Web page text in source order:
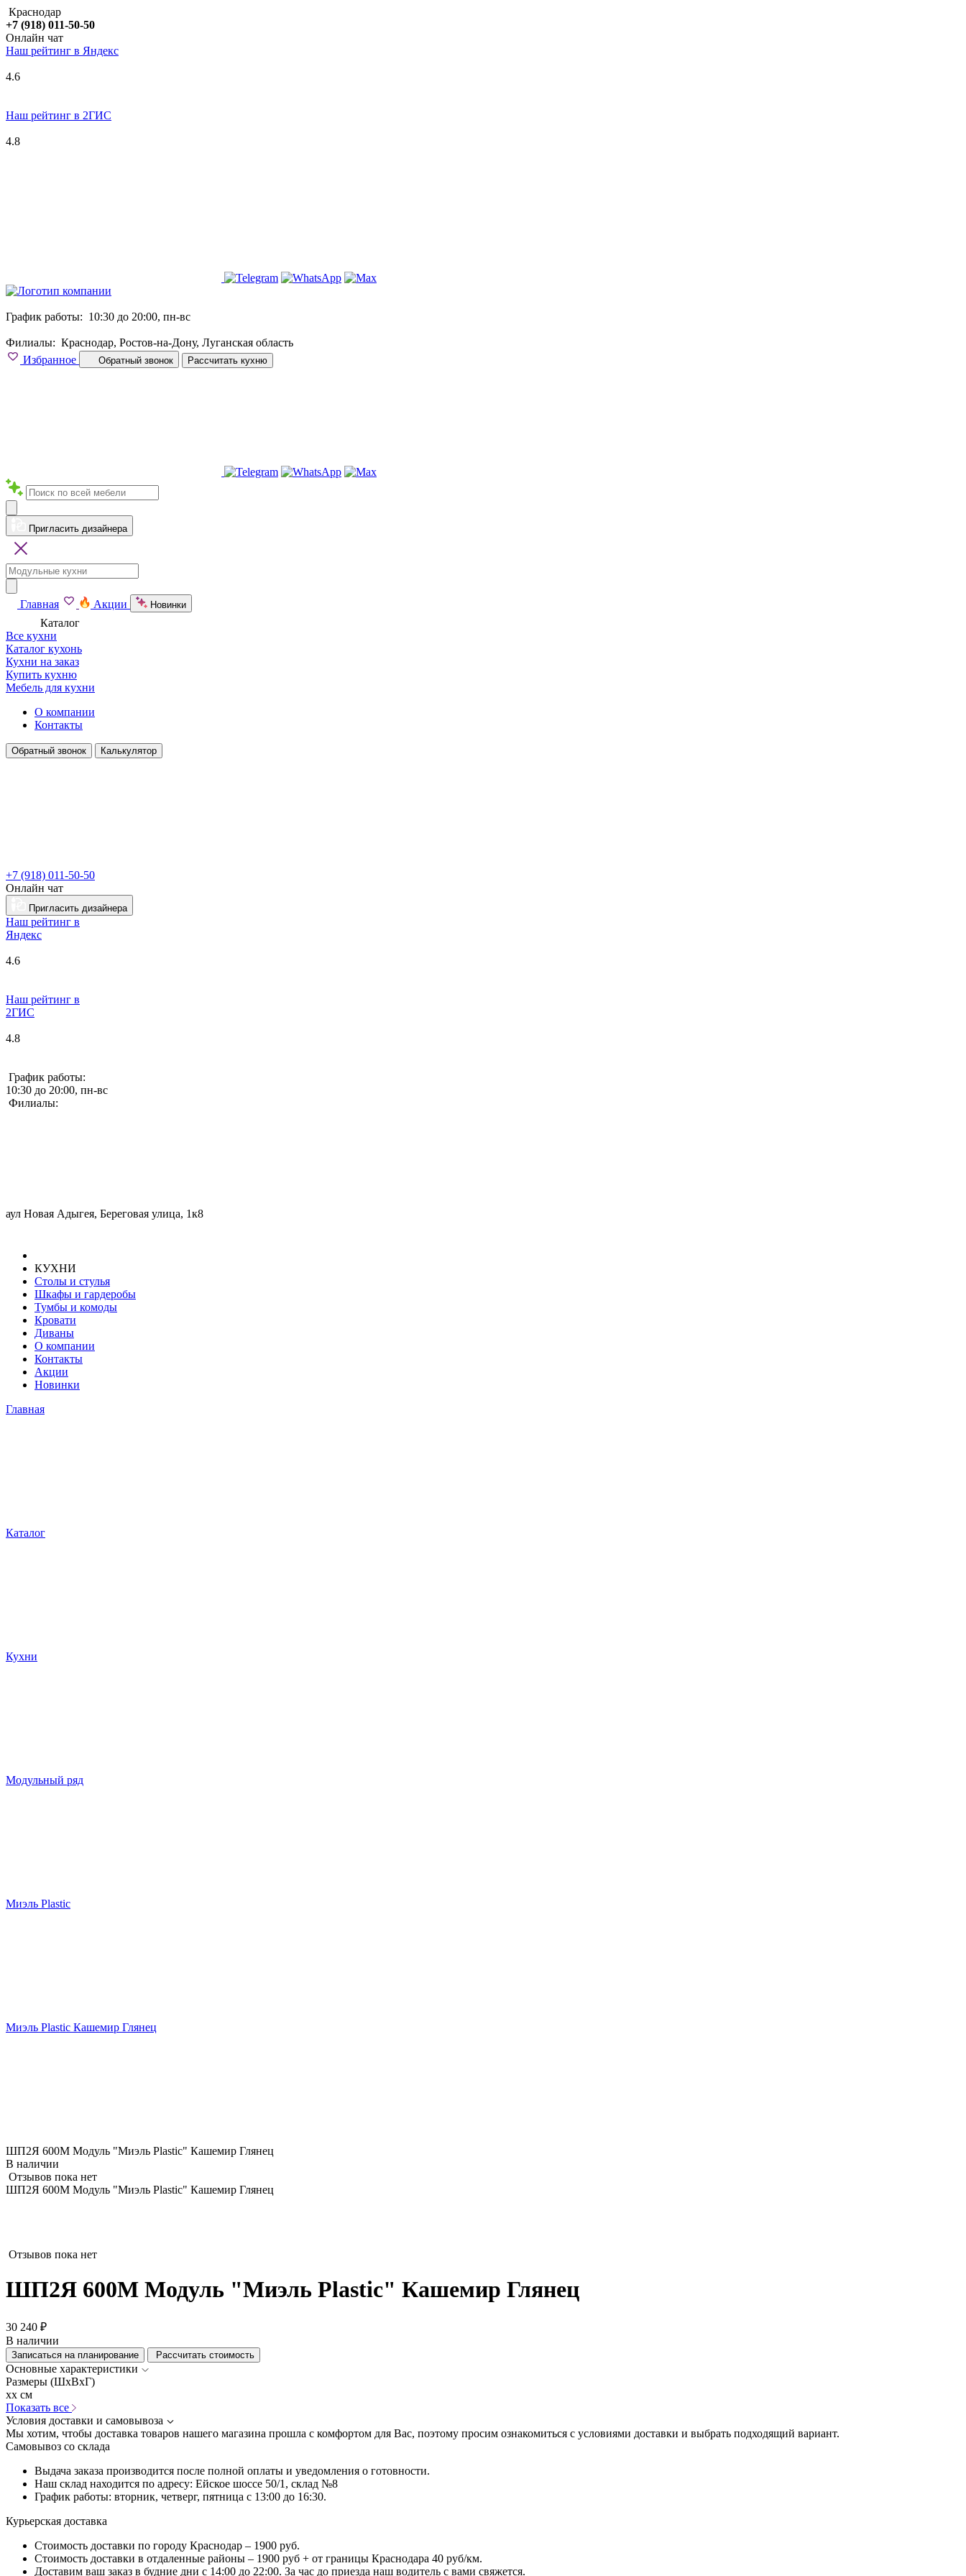
Краснодар
+7 (918) 011-50-50
Онлайн чат
Наш рейтинг в Яндекс
4.6
Наш рейтинг в 2ГИС
4.8
График работы: 10:30 до 20:00, пн-вс
Филиалы: Краснодар, Ростов-на-Дону, Луганская область
Избранное
Обратный звонок Рассчитать кухню
Пригласить дизайнера
Главная Акции Новинки
Каталог
Все кухни
Каталог кухонь
Кухни на заказ
Купить кухню
Мебель для кухни
О компании
Контакты
Обратный звонок Калькулятор
+7 (918) 011-50-50
Онлайн чат
Пригласить дизайнера
Наш рейтинг в
Яндекс
4.6
Наш рейтинг в
2ГИС
4.8
График работы:
10:30 до 20:00, пн-вс
Филиалы:
аул Новая Адыгея, Береговая улица, 1к8
КУХНИ
Столы и стулья
Шкафы и гардеробы
Тумбы и комоды
Кровати
Диваны
О компании
Контакты
Акции
Новинки
Главная
Каталог
Кухни
Модульный ряд
Миэль Plastic
Миэль Plastic Кашемир Глянец
ШП2Я 600М Модуль "Миэль Plastic" Кашемир Глянец
В наличии
Отзывов пока нет
ШП2Я 600М Модуль "Миэль Plastic" Кашемир Глянец
Отзывов пока нет
ШП2Я 600М Модуль "Миэль Plastic" Кашемир Глянец
30 240 ₽
В наличии
Записаться на планирование Рассчитать стоимость
Основные характеристики
Размеры (ШхВхГ)
xx см
Показать все
Условия доставки и самовывоза
Мы хотим, чтобы доставка товаров нашего магазина прошла с комфортом для Вас, поэтому просим ознакомиться с условиями доставки и выбрать подходящий вариант.
Самовывоз со склада
Выдача заказа производится после полной оплаты и уведомления о готовности.
Наш склад находится по адресу: Ейское шоссе 50/1, склад №8
График работы: вторник, четверг, пятница с 13:00 до 16:30.
Курьерская доставка
Стоимость доставки по городу Краснодар – 1900 руб.
Стоимость доставки в отдаленные районы – 1900 руб + от границы Краснодара 40 руб/км.
Доставим ваш заказ в будние дни с 14:00 до 22:00. За час до приезда наш водитель с вами свяжется.